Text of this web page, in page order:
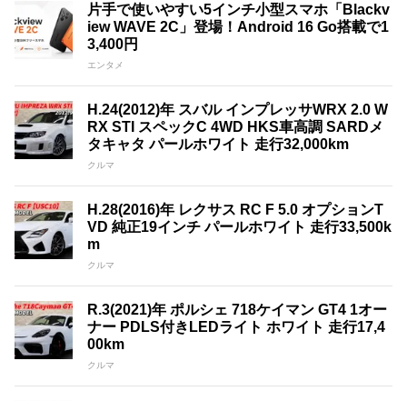
片手で使いやすい5インチ小型スマホ「Blackv
iew WAVE 2C」登場！Android 16 Go搭載で1
3,400円
エンタメ
H.24(2012)年 スバル インプレッサWRX 2.0 W
RX STI スペックC 4WD HKS車高調 SARDメ
タキャタ パールホワイト 走行32,000km
クルマ
H.28(2016)年 レクサス RC F 5.0 オプションT
VD 純正19インチ パールホワイト 走行33,500k
m
クルマ
R.3(2021)年 ポルシェ 718ケイマン GT4 1オー
ナー PDLS付きLEDライト ホワイト 走行17,4
00km
クルマ